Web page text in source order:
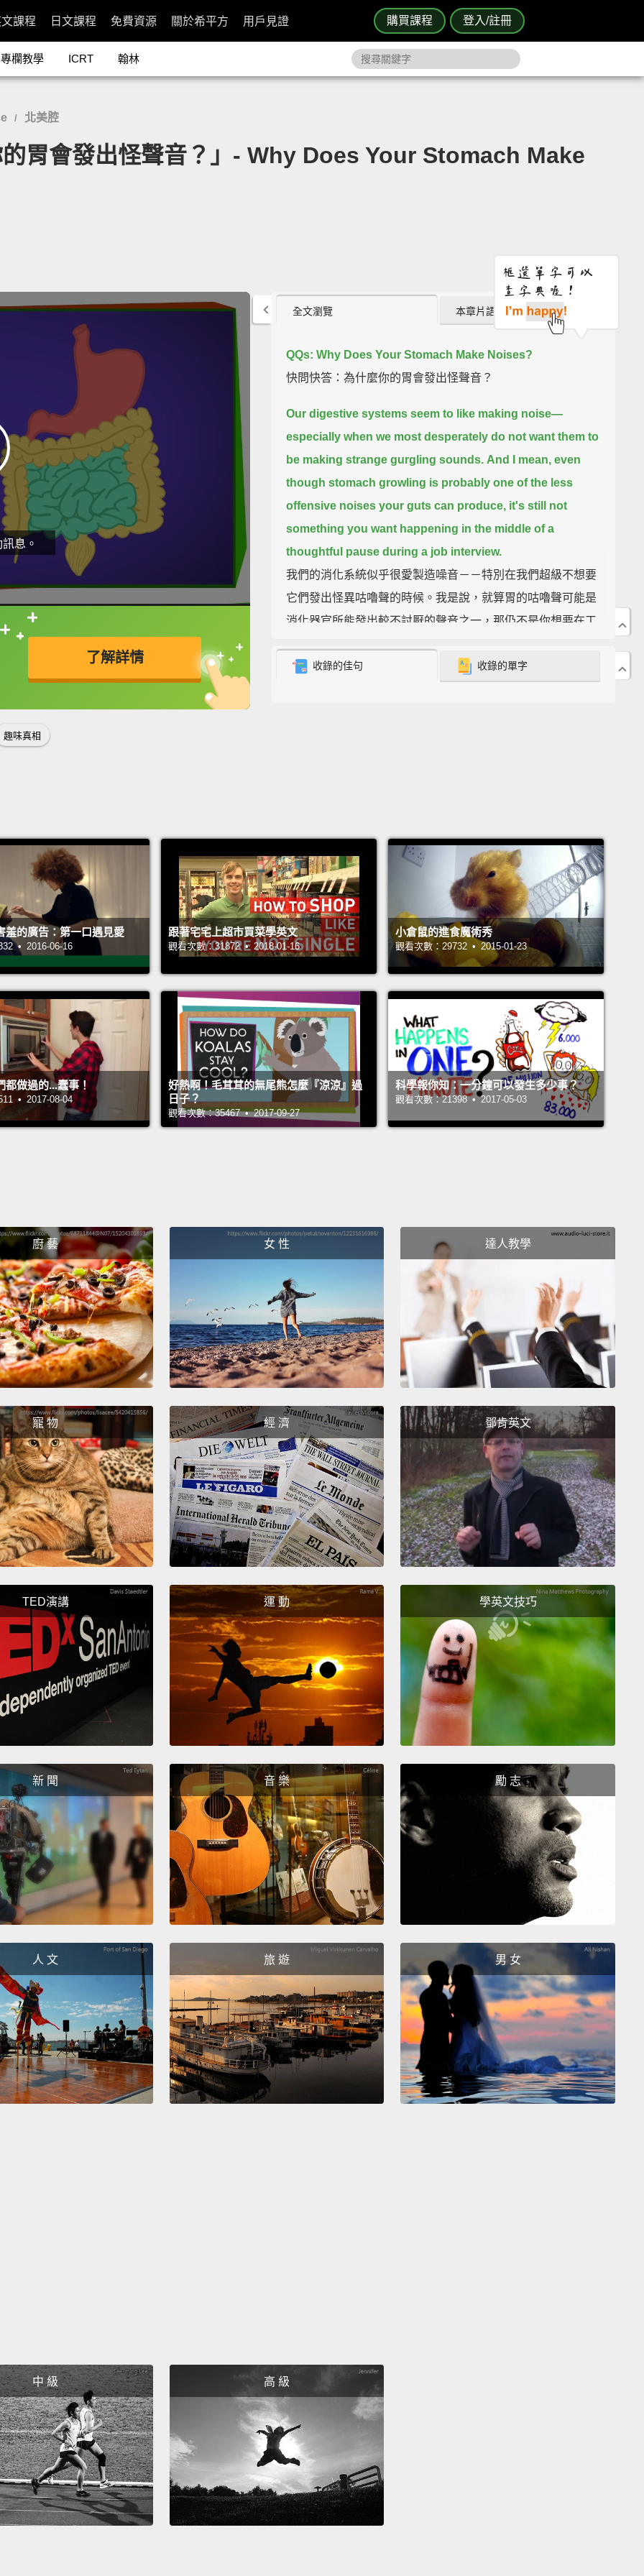
購買課程 登入/註冊
課程 日文課程 免費資源 關於希平方 用戶見證
專欄教學 ICRT 翰林
/ 北美腔
胃會發出怪聲音？」- Why Does Your Stomach Make
息。
了解詳情
接查字典喔！
英
趣味真相
全文瀏覽 本章片語 (0)
QQs: Why Does Your Stomach Make Noises?
快問快答：為什麼你的胃會發出怪聲音？
Our digestive systems seem to like making noise—
especially when we most desperately do not want them to
be making strange gurgling sounds. And I mean, even
though stomach growling is probably one of the less
offensive noises your guts can produce, it's still not
something you want happening in the middle of a
thoughtful pause during a job interview.
我們的消化系統似乎很愛製造噪音－－特別在我們超級不想要
它們發出怪異咕嚕聲的時候。我是說，就算胃的咕嚕聲可能是
消化器官所能發出較不討厭的聲音之一，那仍不是你想要在工
Now, you'd think that simply eating right before that
are caused by the movement of air through your digestive
tract. And even though that air isn't actually escaping
your body, it does create some distinctive acoustic
effects.
現在，你會以為只要在重要面試前吃東西就能預防那種問題
了。因為如果你不餓，你的胃就不會叫，對吧？這個嘛，那或
許有一點點幫助，但你還是可能會遇到一些尷尬時刻，因為即
使胃的咕嚕聲確實和飢餓有關，那卻不是它們的直接原因。那
些聲音反而是氣體通過消化道的活動所造成。而即便那氣體並
不是真的在排出你的身體，它確實製造了一些明顯的音效。
Your digestive system moves things around using
muscle contractions. Mostly, it's just trying to transport
partially digested food, but in the process, air gets shifted
your stomach or down toward your...other end.
你的消化系統利用肌肉收縮移動東西。通常那只是在試著運送
未完全消化的食物，不過在過程中，空氣也會被運來運去，造
成聲音振動。在你的胃和小腸中，那空氣會產生一種聲音，有
點像你透過吸管吹泡泡到飲料中的聲音－－只不過那些泡泡不
是往上跑到胃裡，就是往下跑到你的...另一端。
extra muscle contractions to flare up, because your
digestive system has to clear out the remains of your last
meal to prepare for the next round of food. When you eat,
not only does that help calm down those contractions,
but having some food in there also helps muffle the
sound a little. But in the end, it doesn't really matter if
you're hungry or not, because if your digestive system is
bodily functions, there's not a whole lot you can do about
it.
飢餓也會讓情況更糟。肚子餓可能會讓額外的肌肉收縮活動加
劇，因為你的消化系統必須清空上一餐的殘餘來準備塞下一輪
食物。當你吃東西時，那不只舒緩了那些收縮，肚子裡有些食
物也能幫忙稍微減低聲音。不過到頭來，你餓不餓並沒有差
別，因為如果你的消化系統有在活動，它就會發出聲音。而就
像身體其他功能一樣，你不太能做什麼。
A big thanks to Sarah A., a supporter on Patreon, for
asking us this question.
If you'd like to submit questions
to be answered or get these Quick Questions videos a few
days early,
check out patreon.com/scishow.
十分感謝 Sarah A.，Patreon 平台上的一位支持者，感謝她問
我們這個問題。 如果你想提出有待解答的問題，或提早幾天看
收錄的佳句 收錄的單字
羞的廣告：第一口遇見愛
• 2016-06-16
跟著宅宅上超市買菜學英文
觀看次數：31872 • 2018-01-16
小倉鼠的進食魔術秀
觀看次數：29732 • 2015-01-23
都做過的...蠢事！
• 2017-08-04
好熱啊！毛茸茸的無尾熊怎麼『涼涼』過
日子？
觀看次數：35467 • 2017-09-27
科學報你知：一分鐘可以發生多少事？
觀看次數：21398 • 2017-05-03
廚 藝 女 性 達人教學
寵 物 經 濟 鄧肯英文
TED演講 運 動 學英文技巧
新 聞 音 樂 勵 志
人 文 旅 遊 男 女
中 級 高 級